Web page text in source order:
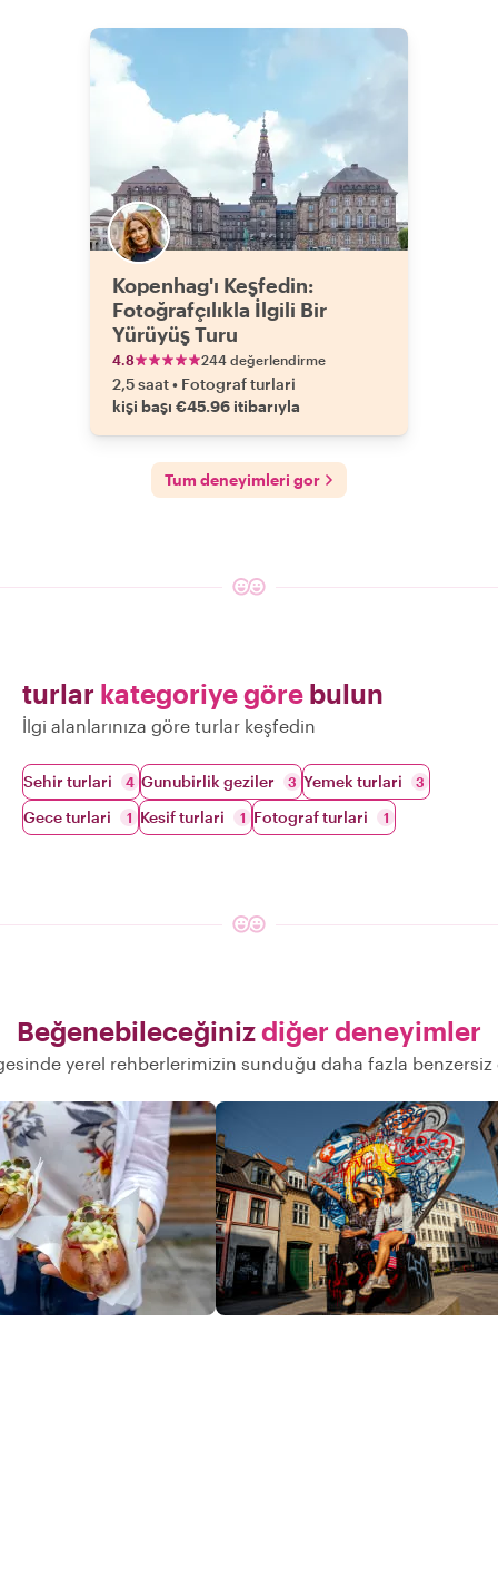
Kopenhag'ı Keşfedin:
Fotoğrafçılıkla İlgili Bir
Yürüyüş Turu
4.8 244 değerlendirme
2,5 saat• Fotograf turlari
kişi başı €45.96 itibarıyla
Tum deneyimleri gor
turlar kategoriye göre bulun
İlgi alanlarınıza göre turlar keşfedin
Sehir turlari 4 Gunubirlik geziler 3 Yemek turlari 3
Gece turlari 1 Kesif turlari 1 Fotograf turlari 1
Beğenebileceğinizdiğer deneyimler
yerel rehberlerimizin sunduğu daha fazla